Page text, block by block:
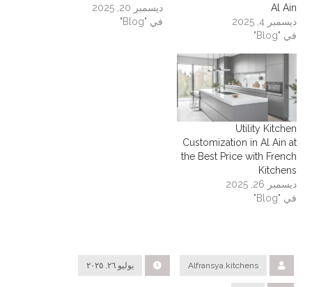
Al Ain
ديسمبر 4, 2025
في "Blog"
ديسمبر 20, 2025
في "Blog"
Utility Kitchen
Customization in Al Ain at
the Best Price with French
Kitchens
ديسمبر 26, 2025
في "Blog"
Alfransya.kitchens يوليو ٢٦, ٢٠٢٥